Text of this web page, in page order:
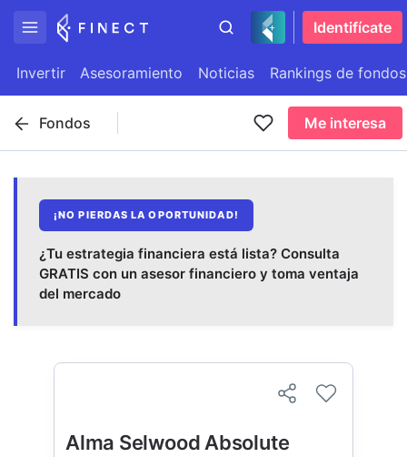
Identifícate
Invertir Asesoramiento Noticias Rankings de fondos
Fondos Me interesa
¡NO PIERDAS LA OPORTUNIDAD!
¿Tu estrategia financiera está lista? Consulta
GRATIS con un asesor financiero y toma ventaja
del mercado
Alma Selwood Absolute